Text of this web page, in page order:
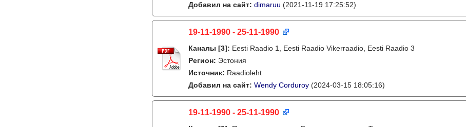
Добавил на сайт: dimaruu (2021-11-19 17:25:52)
19-11-1990 - 25-11-1990
Каналы [3]: Eesti Raadio 1, Eesti Raadio Vikerraadio, Eesti Raadio 3
Регион: Эстония
Источник: Raadioleht
Добавил на сайт: Wendy Corduroy (2024-03-15 18:05:16)
19-11-1990 - 25-11-1990